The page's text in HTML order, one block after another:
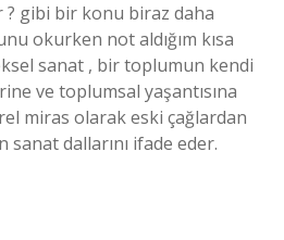
gibi bir konu biraz daha
okurken not aldığım kısa
sanat , bir toplumun kendi
ve toplumsal yaşantısına
miras olarak eski çağlardan
sanat dallarını ifade eder.